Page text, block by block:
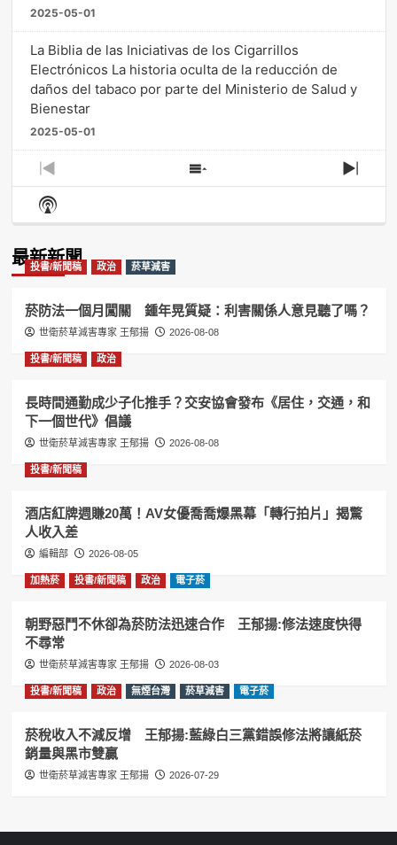
2025-05-01
La Biblia de las Iniciativas de los Cigarrillos
Electrónicos La historia oculta de la reducción de
daños del tabaco por parte del Ministerio de Salud y
Bienestar
2025-05-01
Previous
Episode
Show
Episodes
Next
Show
Podcast
最新新聞
投書/新聞稿 政治 菸草減害
菸防法一個月闖關 鍾年晃質疑：利害關係人意見聽了嗎？
世衛菸草減害專家 王郁揚 2026-08-08
投書/新聞稿 政治
長時間通勤成少子化推手？交安協會發布《居住，交通，和
下一個世代》倡議
世衛菸草減害專家 王郁揚 2026-08-08
投書/新聞稿
酒店紅牌週賺20萬！AV女優喬喬爆黑幕「轉行拍片」揭驚
人收入差
編輯部 2026-08-05
加熱菸 投書/新聞稿 政治 電子菸
朝野惡鬥不休卻為菸防法迅速合作 王郁揚:修法速度快得
不尋常
世衛菸草減害專家 王郁揚 2026-08-03
投書/新聞稿 政治 無煙台灣 菸草減害 電子菸
菸稅收入不減反增 王郁揚:藍綠白三黨錯誤修法將讓紙菸
銷量與黑市雙贏
世衛菸草減害專家 王郁揚 2026-07-29